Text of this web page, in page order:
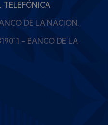
TELEFÓNICA
DE LA NACION.
- BANCO DE LA